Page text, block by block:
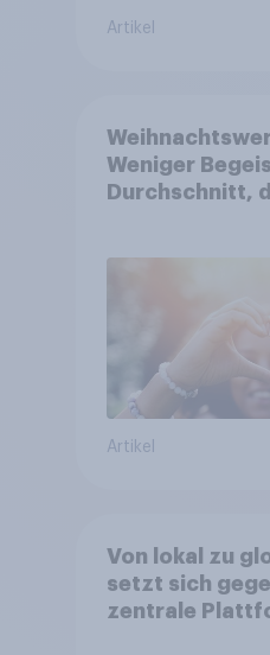
Artikel
Weniger
Durchschnitt,
Artikel
Von lokal zu
setzt sich
zentrale